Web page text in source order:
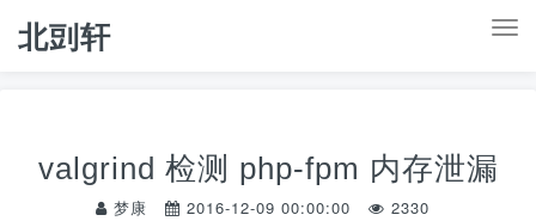
T
北剅轩
valgrind 检测 php-fpm 内存泄漏
梦康 2016-12-09 00:00:00 2330